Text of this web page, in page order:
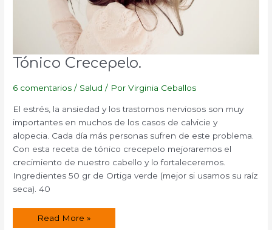
Tónico Crecepelo.
6 comentarios / Salud / PorVirginia Ceballos
El estrés, la ansiedad y los trastornos nerviosos son muy
importantes en muchos de los casos de calvicie y
alopecia. Cada día más personas sufren de este problema.
Con esta receta de tónico crecepelo mejoraremos el
crecimiento de nuestro cabello y lo fortaleceremos.
Ingredientes 50 gr de Ortiga verde (mejor si usamos su raíz
seca). 40
Tónico
Read More »